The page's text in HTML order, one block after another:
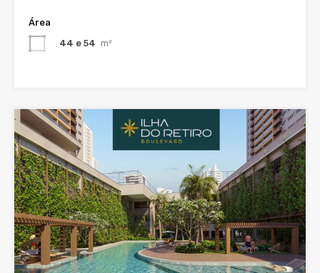
Área
44 e 54 m²